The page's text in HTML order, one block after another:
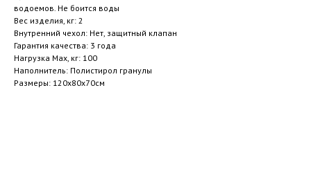
водоемов. Не боится воды
Вес изделия, кг: 2
Внутренний чехол: Нет, защитный клапан
Гарантия качества: 3 года
Нагрузка Max, кг: 100
Наполнитель: Полистирол гранулы
Размеры: 120х80х70см